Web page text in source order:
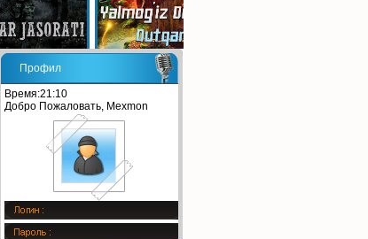
Профил
Время:21:10
Добро Пожаловать, Mexmon